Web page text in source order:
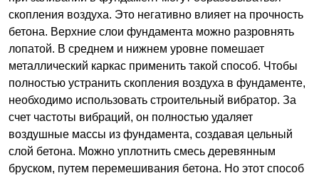
скопления воздуха. Это негативно влияет на прочность
бетона. Верхние слои фундамента можно разровнять
лопатой. В среднем и нижнем уровне помешает
металлический каркас применить такой способ. Чтобы
полностью устранить скопления воздуха в фундаменте,
необходимо использовать строительный вибратор. За
счет частоты вибраций, он полностью удаляет
воздушные массы из фундамента, создавая цельный
слой бетона. Можно уплотнить смесь деревянным
бруском, путем перемешивания бетона. Но этот способ